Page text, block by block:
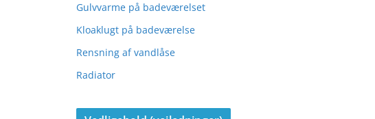
Gulvvarme på badeværelset
Kloaklugt på badeværelse
Rensning af vandlåse
Radiator